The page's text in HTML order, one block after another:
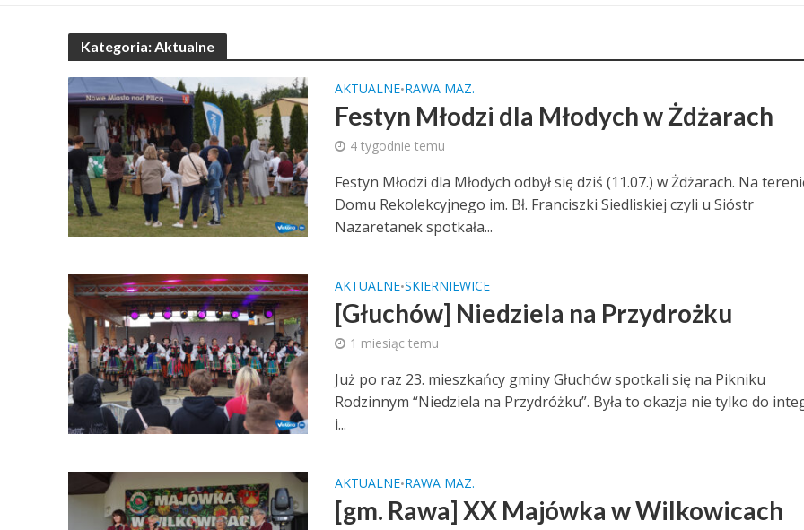
Kategoria: Aktualne
AKTUALNE•RAWA MAZ.
Festyn Młodzi dla Młodych w Żdżarach
4 tygodnie temu
Festyn Młodzi dla Młodych odbył się dziś (11.07.) w Żdżarach. Na
Domu Rekolekcyjnego im. Bł. Franciszki Siedliskiej czyli u Sióstr
Nazaretanek spotkała...
AKTUALNE•SKIERNIEWICE
[Głuchów] Niedziela na Przydrożku
1 miesiąc temu
Już po raz 23. mieszkańcy gminy Głuchów spotkali się na Pikniku
Rodzinnym “Niedziela na Przydróżku”. Była to okazja nie tylko do
i...
AKTUALNE•RAWA MAZ.
[gm. Rawa] XX Majówka w Wilkowicach